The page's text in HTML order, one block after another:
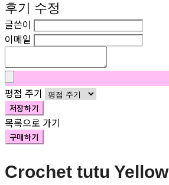
후기 수정
글쓴이
이메일
평점 주기
저장하기
목록으로 가기
구매하기
Crochet tutu Yellow